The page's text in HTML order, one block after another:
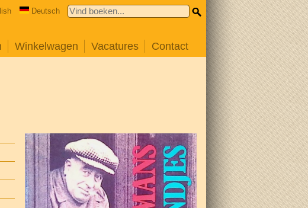
Deutsch
Winkelwagen Vacatures Contact